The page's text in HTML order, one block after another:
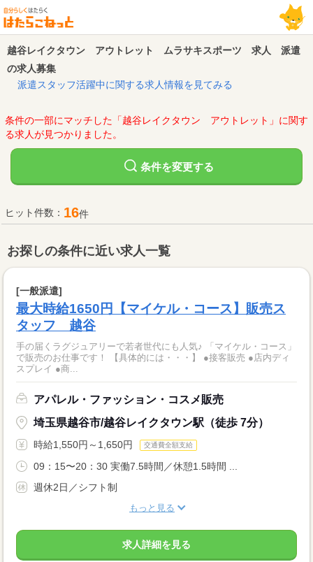
越谷レイクタウン アウトレット ムラサキスポーツ 求人 派遣
の求人募集
派遣スタッフ活躍中に関する求人情報を見てみる
条件の一部にマッチした「越谷レイクタウン アウトレット」に関す
る求人が見つかりました。
条件を変更する
ヒット件数： 16件
お探しの条件に近い求人一覧
[一般派遣]
最大時給1650円【マイケル・コース】販売ス
タッフ 越谷
手の届くラグジュアリーで若者世代にも人気♪ 「マイケル・コース」
で販売のお仕事です！ 【具体的には・・・】 ●接客販売 ●店内ディ
スプレイ ●商...
アパレル・ファッション・コスメ販売
埼玉県越谷市/越谷レイクタウン駅（徒歩 7分）
時給1,550円～1,650円 交通費全額支給
09：15〜20：30 実働7.5時間／休憩1.5時間 ...
週休2日／シフト制
もっと見る
求人詳細を見る